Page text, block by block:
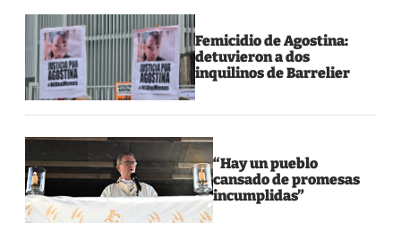
Femicidio de Agostina:
detuvieron a dos
inquilinos de Barrelier
“Hay un pueblo
cansado de promesas
incumplidas”